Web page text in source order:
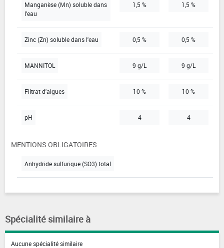
Manganèse (Mn) soluble dans
l'eau
1,5 % 1,5 %
Zinc (Zn) soluble dans l'eau 0,5 % 0,5 %
MANNITOL 9 g/L 9 g/L
Filtrat d'algues 10 % 10 %
pH 4 4
MENTIONS OBLIGATOIRES
Anhydride sulfurique (SO3) total
Spécialité similaire à
Aucune spécialité similaire